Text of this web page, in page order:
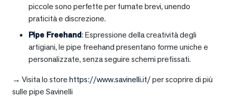
piccole sono perfette per fumate brevi, unendo
praticità e discrezione.
Pipe Freehand: Espressione della creatività degli
artigiani, le pipe freehand presentano forme uniche e
personalizzate, senza seguire schemi prefissati.
→ Visita lo storehttps://www.savinelli.it/per scoprire di più
sulle pipe Savinelli